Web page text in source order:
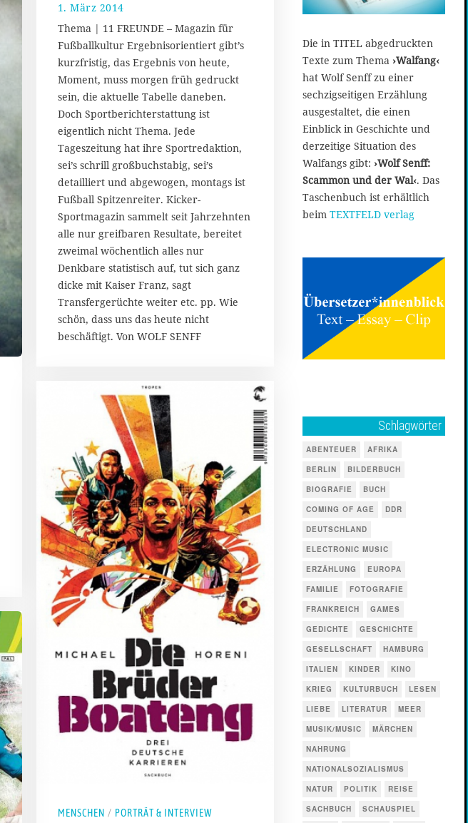
1. März 2014
7
.
M
ä
r
z
2
0
1
4
Thema | 11 FREUNDE – Magazin für
Fußballkultur Ergebnisorientiert gibt’s
kurzfristig, das Ergebnis von heute,
Moment, muss morgen früh gedruckt
sein, die aktuelle Tabelle daneben.
Doch Sportberichterstattung ist
eigentlich nicht Thema. Jede
Tageszeitung hat ihre Sportredaktion,
sei’s schrill großbuchstabig, sei’s
detailliert und abgewogen, montags ist
Fußball Spitzenreiter. Kicker-
Sportmagazin sammelt seit Jahrzehnten
alle nur greifbaren Resultate, bereitet
zweimal wöchentlich alles nur
Denkbare statistisch auf, tut sich ganz
dicke mit Kaiser Franz, sagt
Transfergerüchte weiter etc. pp. Wie
schön, dass uns das heute nicht
beschäftigt. Von WOLF SENFF
MENSCHEN / PORTRÄT & INTERVIEW
Die in TITEL abgedruckten
Texte zum Thema ›Walfang‹
hat Wolf Senff zu einer
sechzigseitigen Erzählung
ausgestaltet, die einen
Einblick in Geschichte und
derzeitige Situation des
Walfangs gibt: ›Wolf Senff:
Scammon und der Wal‹. Das
Taschenbuch ist erhältlich
beim TEXTFELD verlag
Schlagwörter
ABENTEUER
AFRIKA
BERLIN
BILDERBUCH
BIOGRAFIE
BUCH
COMING OF AGE
DDR
DEUTSCHLAND
ELECTRONIC MUSIC
ERZÄHLUNG
EUROPA
FAMILIE
FOTOGRAFIE
FRANKREICH
GAMES
GEDICHTE
GESCHICHTE
GESELLSCHAFT
HAMBURG
ITALIEN
KINDER
KINO
KRIEG
KULTURBUCH
LESEN
LIEBE
LITERATUR
MEER
MUSIK/MUSIC
MÄRCHEN
NAHRUNG
NATIONALSOZIALISMUS
NATUR
POLITIK
REISE
SACHBUCH
SCHAUSPIEL